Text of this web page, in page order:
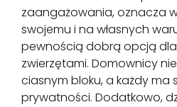
zaangażowania, oznacza
swojemu i na własnych
pewnością dobrą opcją dla
zwierzętami. Domownicy
ciasnym bloku, a każdy ma
prywatności. Dodatkowo,